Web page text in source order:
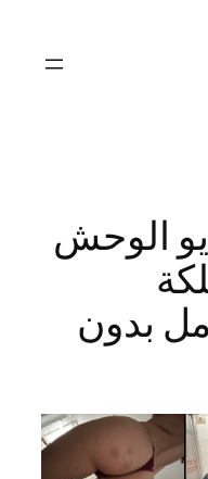
الوحش
+18 كامل بدون